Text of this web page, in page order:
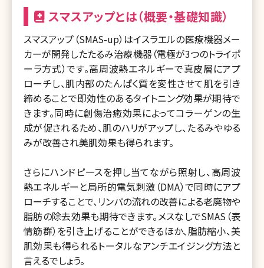
スマスアップとは（概要・基礎知識）
スマスアップ（SMAS-up）はイスラエルの医療機器メー
カーが開発したたるみ治療機器（電極が3つのトライポ
ーラ方式）です。高周波熱エネルギーで真皮層にアプ
ローチし、肌内部のたんぱく質を変性させて肌を引き
締めることで即効性のあるタイトニング効果が期待で
きます。同時に創傷治癒効果によってコラーゲンの生
成が促されるため、肌のハリがアップし、たるみやゆる
みが改善され美肌効果も得られます。
さらにハンドピースを押し当てながら照射し、高周波
熱エネルギーと局所的電気刺激（DMA）で同時にアプ
ローチすることで、リンパの流れの改善による老廃物や
脂肪の除去効果も期待できます。メスなしでSMAS（表
情筋群）を引き上げることができるほか、脂肪縮小、美
肌効果も得られるトータルなアンチエイジング方法と
言えるでしょう。